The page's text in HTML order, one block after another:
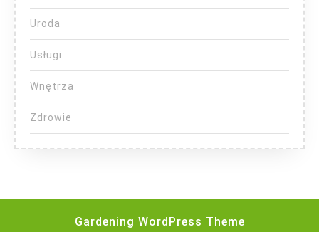
Uroda
Usługi
Wnętrza
Zdrowie
Gardening WordPress Theme